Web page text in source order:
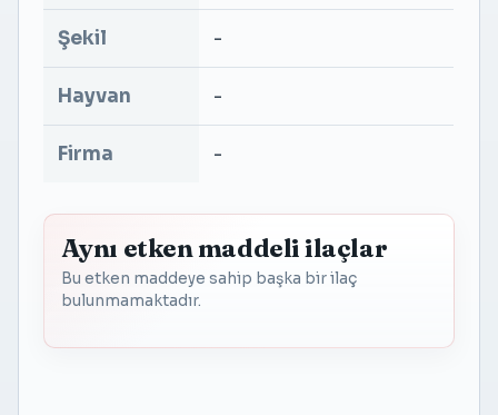
Şekil -
Hayvan -
Firma -
Aynı etken maddeli ilaçlar
Bu etken maddeye sahip başka bir ilaç
bulunmamaktadır.